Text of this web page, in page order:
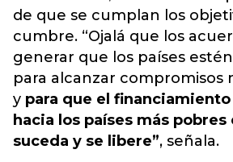
de que se cumplan los
cumbre. “Ojalá que los
generar que los países
para alcanzar compromisos
y para que el
hacia los países más
suceda y se libere”, señala.